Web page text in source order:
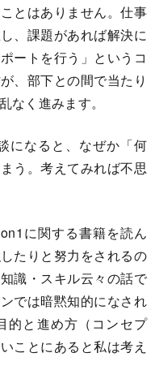
とはありません。仕事
、課題があれば解決に
ートを行う」というコ
、部下との間で当たり
なく進みます。
になると、なぜか「何
う。考えてみれば不思
に関する書籍を読ん
たりと努力をされるの
識・スキル云々の話で
では暗黙知的になされ
的と進め方（コンセプ
ことにあると私は考え